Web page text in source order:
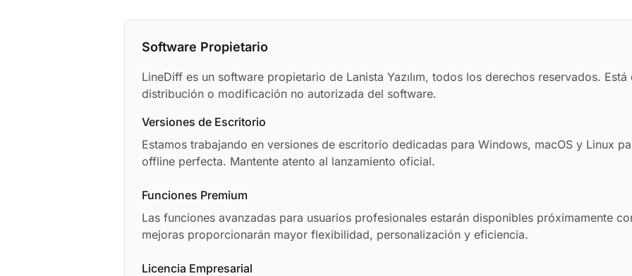
Software Propietario
LineDiff es un software propietario de Lanista Yazılım, todos los derechos reservados.
distribución o modificación no autorizada del software.
Versiones de Escritorio
Estamos trabajando en versiones de escritorio dedicadas para Windows, macOS y Linux
offline perfecta. Mantente atento al lanzamiento oficial.
Funciones Premium
Las funciones avanzadas para usuarios profesionales estarán disponibles próximamente
mejoras proporcionarán mayor flexibilidad, personalización y eficiencia.
Licencia Empresarial